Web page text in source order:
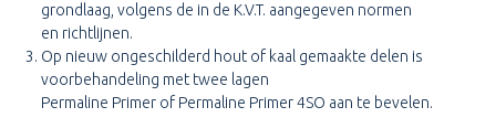
grondlaag, volgens de in de K.V.T. aangegeven normen
en richtlijnen.
Op nieuw ongeschilderd hout of kaal gemaakte delen is
voorbehandeling met twee lagen
Permaline Primer of Permaline Primer 4SO aan te bevelen.